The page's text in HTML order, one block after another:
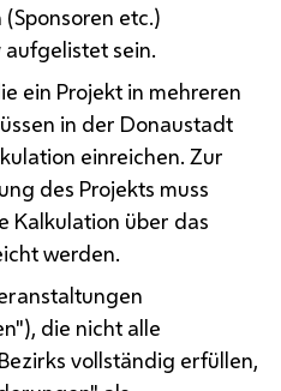
etc.)
sein.
ein Projekt in mehreren
in der Donaustadt
einreichen. Zur
des Projekts muss
Kalkulation über das
werden.
die nicht alle
vollständig erfüllen,